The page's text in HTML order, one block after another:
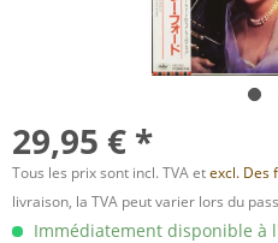
29,95 € *
Tous les prix sont incl. TVA etexcl. Des
livraison, la TVA peut varier lors du
Immédiatement disponible à